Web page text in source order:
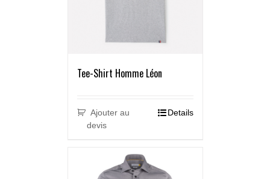
Tee-Shirt Homme Léon
Ajouter au
devis
Details